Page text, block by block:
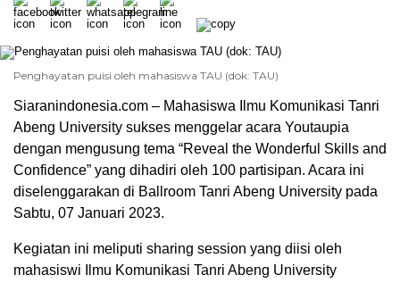
Penghayatan puisi oleh mahasiswa TAU (dok: TAU)
Siaranindonesia.com – Mahasiswa Ilmu Komunikasi Tanri
Abeng University sukses menggelar acara Youtaupia
dengan mengusung tema “Reveal the Wonderful Skills and
Confidence” yang dihadiri oleh 100 partisipan. Acara ini
diselenggarakan di Ballroom Tanri Abeng University pada
Sabtu, 07 Januari 2023.
Kegiatan ini meliputi sharing session yang diisi oleh
mahasiswi Ilmu Komunikasi Tanri Abeng University